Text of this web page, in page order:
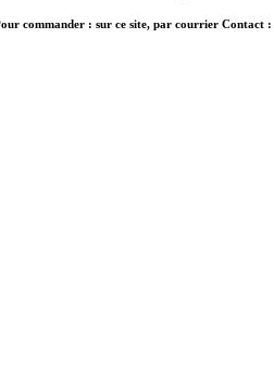
commander : sur ce site, par courrier Contact :